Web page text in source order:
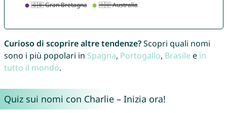
Curioso di scoprire altre tendenze?Scopri quali nomi
sono i più popolari in Spagna, Portogallo, Brasile e in
tutto il mondo.
Quiz sui nomi con Charlie – Inizia ora!